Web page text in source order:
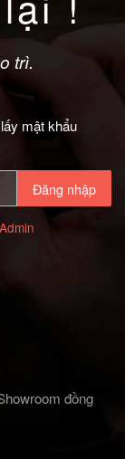
trì.
mật khẩu
Đăng nhập
đồng